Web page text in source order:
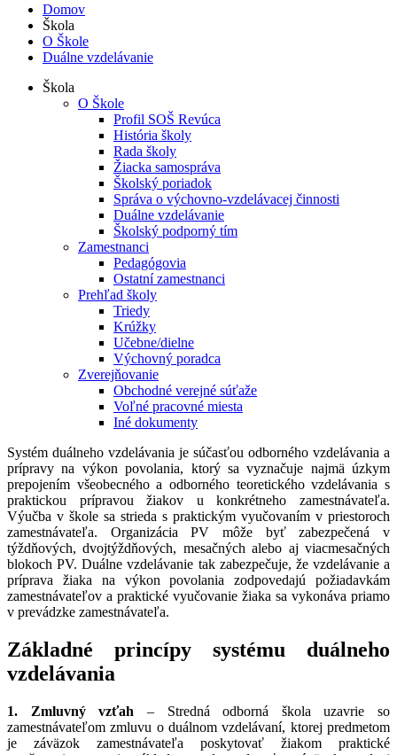
Domov
Škola
O Škole
Duálne vzdelávanie
Škola
O Škole
Profil SOŠ Revúca
História školy
Rada školy
Žiacka samospráva
Školský poriadok
Správa o výchovno-vzdelávacej činnosti
Duálne vzdelávanie
Školský podporný tím
Zamestnanci
Pedagógovia
Ostatní zamestnanci
Prehľad školy
Triedy
Krúžky
Učebne/dielne
Výchovný poradca
Zverejňovanie
Obchodné verejné súťaže
Voľné pracovné miesta
Iné dokumenty
Systém duálneho vzdelávania je súčasťou odborného vzdelávania a
prípravy na výkon povolania, ktorý sa vyznačuje najmä úzkym
prepojením všeobecného a odborného teoretického vzdelávania s
praktickou prípravou žiakov u konkrétneho zamestnávateľa.
Výučba v škole sa strieda s praktickým vyučovaním v priestoroch
zamestnávateľa. Organizácia PV môže byť zabezpečená v
týždňových, dvojtýždňových, mesačných alebo aj viacmesačných
blokoch PV. Duálne vzdelávanie tak zabezpečuje, že vzdelávanie a
príprava žiaka na výkon povolania zodpovedajú požiadavkám
zamestnávateľov a praktické vyučovanie žiaka sa vykonáva priamo
v prevádzke zamestnávateľa.
Základné princípy systému duálneho
vzdelávania
1. Zmluvný vzťah – Stredná odborná škola uzavrie so
zamestnávateľom zmluvu o duálnom vzdelávaní, ktorej predmetom
je záväzok zamestnávateľa poskytovať žiakom praktické